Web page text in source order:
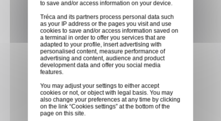
partenaire GLS, partout en
France métropolitaine et en
Europe entre 24h et 48h après
mise à disposition des produits
à notre transporteur.
Paiement sécurisé
Paiement CB, virement,
Paypal, ...
to save and/or access information on your device.
Tréca and its partners process personal data such
as your IP address or the pages you visit and use
cookies to save and/or access information saved on
a terminal in order to offer you services that are
adapted to your profile, insert advertising with
personalised content, measure performance of
advertising and content, audience and product
development data and offer you social media
features.
You may adjust your settings to either accept
cookies or not, or object with legal basis. You may
also change your preferences at any time by clicking
on the link “Cookies settings” at the bottom of the
page on this site.